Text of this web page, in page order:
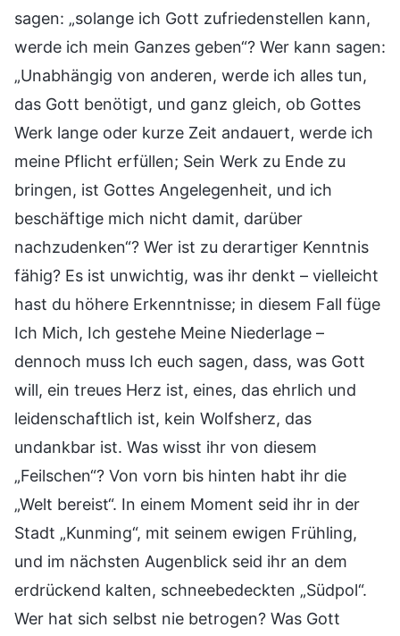
sagen: „solange ich Gott zufriedenstellen kann,
werde ich mein Ganzes geben“? Wer kann sagen:
„Unabhängig von anderen, werde ich alles tun,
das Gott benötigt, und ganz gleich, ob Gottes
Werk lange oder kurze Zeit andauert, werde ich
meine Pflicht erfüllen; Sein Werk zu Ende zu
bringen, ist Gottes Angelegenheit, und ich
beschäftige mich nicht damit, darüber
nachzudenken“? Wer ist zu derartiger Kenntnis
fähig? Es ist unwichtig, was ihr denkt – vielleicht
hast du höhere Erkenntnisse; in diesem Fall füge
Ich Mich, Ich gestehe Meine Niederlage –
dennoch muss Ich euch sagen, dass, was Gott
will, ein treues Herz ist, eines, das ehrlich und
leidenschaftlich ist, kein Wolfsherz, das
undankbar ist. Was wisst ihr von diesem
„Feilschen“? Von vorn bis hinten habt ihr die
„Welt bereist“. In einem Moment seid ihr in der
Stadt „Kunming“, mit seinem ewigen Frühling,
und im nächsten Augenblick seid ihr an dem
erdrückend kalten, schneebedeckten „Südpol“.
Wer hat sich selbst nie betrogen? Was Gott